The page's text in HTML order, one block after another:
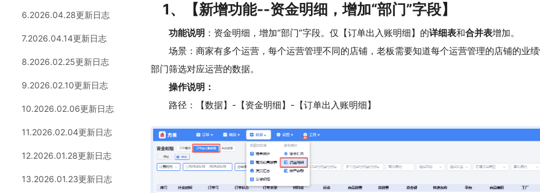
6.2026.04.28更新日志
7.2026.04.14更新日志
8.2026.02.25更新日志
9.2026.02.10更新日志
10.2026.02.06更新日志
11.2026.02.04更新日志
12.2026.01.28更新日志
13.2026.01.23更新日志
1、【新增功能--资金明细，增加“部门”字段】
功能说明 ：资金明细，增加“部门”字段。仅【订单出入账明细】的详细表和合并表增加。
场景：商家有多个运营，每个运营管理不同的店铺，老板需要知道每个运营管理的店铺的业
部门筛选对应运营的数据。
操作说明：
路径：【数据】-【资金明细】-【订单出入账明细】